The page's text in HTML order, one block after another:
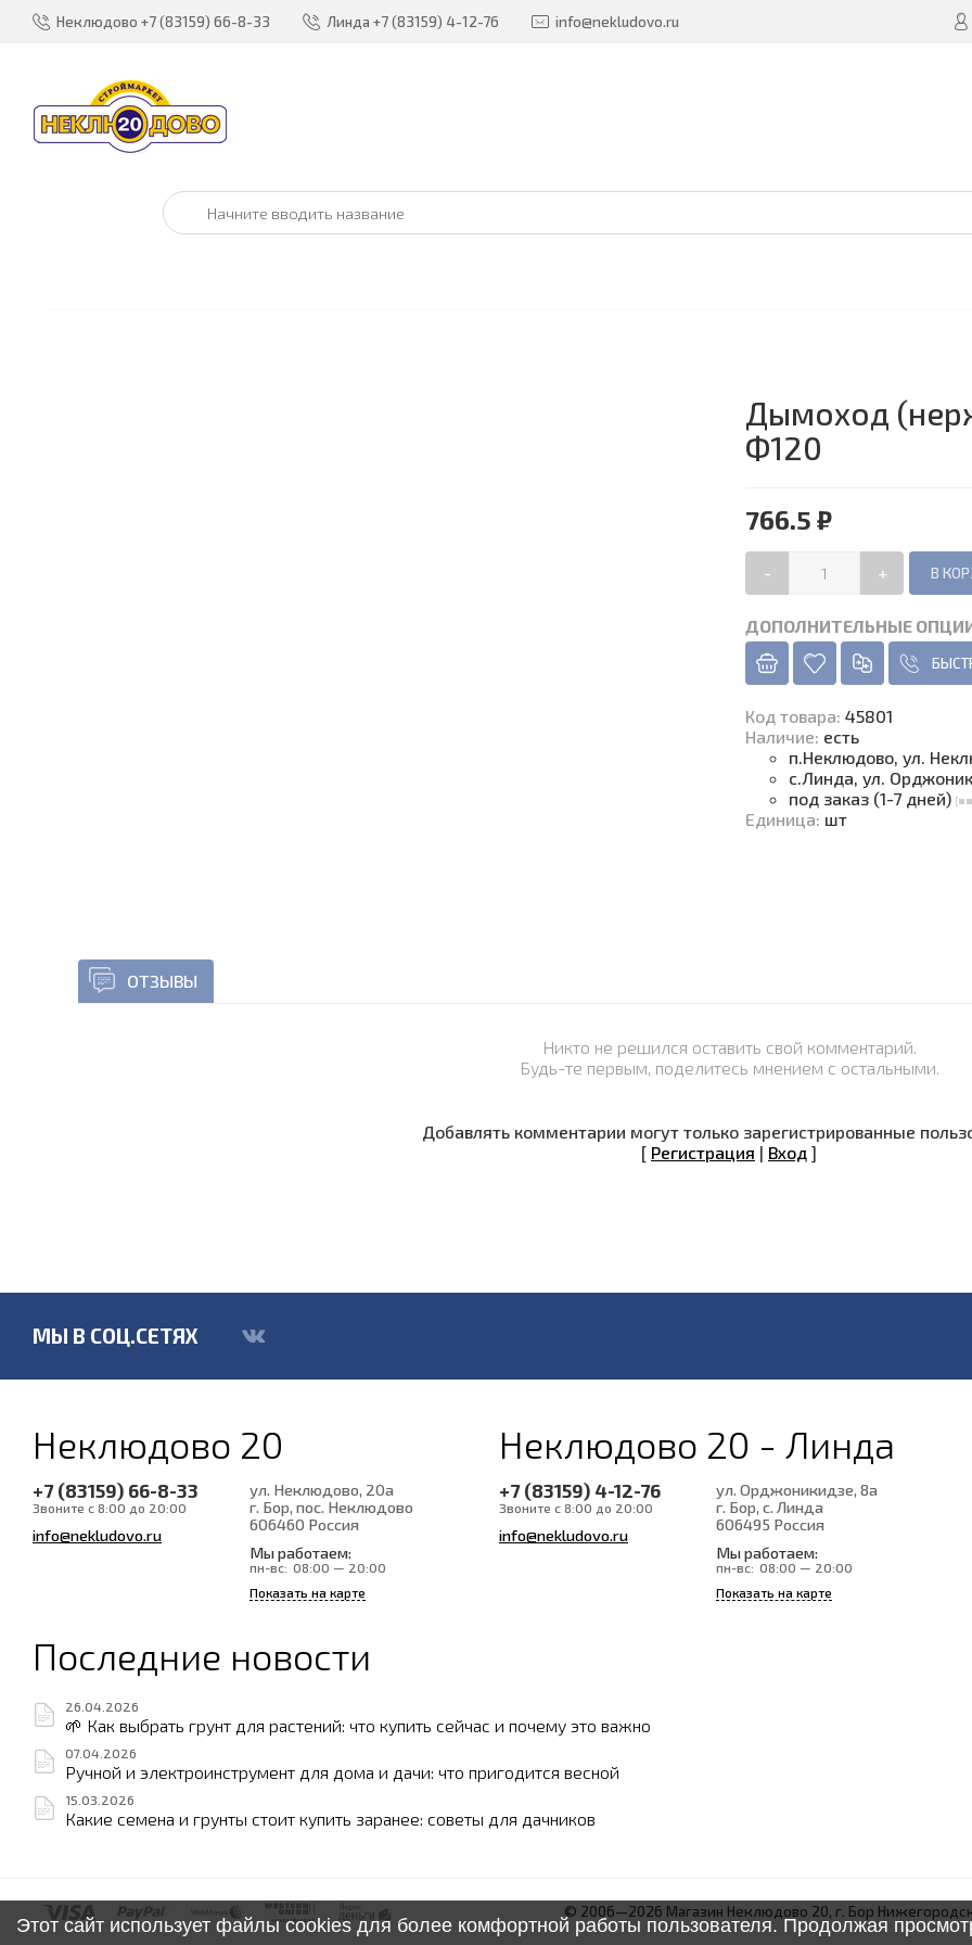
Неклюдово +7 (83159) 66-8-33 Линда +7 (83159) 4-12-76 info@nekludovo.ru
Дымоход
Ф120
766.5 ₽
- +
ДОПОЛНИТЕЛЬНЫЕ
Код товара: 45801
Наличие: есть
п.Неклюдово, ул.
с.Линда, ул.
под заказ (1-7 дней)
Единица: шт
ОТЗЫВЫ
Никто не решился оставить свой комментарий.
Будь-те первым, поделитесь мнением с остальными.
Добавлять комментарии могут только зарегистрированные
[ Регистрация | Вход ]
МЫ В СОЦ.СЕТЯХ
Неклюдово 20
+7 (83159) 66-8-33
Звоните с 8:00 до 20:00
info@nekludovo.ru
ул. Неклюдово, 20а
г. Бор, пос. Неклюдово
606460 Россия
Мы работаем:
пн-вс: 08:00 — 20:00
Показать на карте
Неклюдово 20 - Линда
+7 (83159) 4-12-76
Звоните с 8:00 до 20:00
info@nekludovo.ru
ул. Орджоникидзе, 8а
г. Бор, с. Линда
606495 Россия
Мы работаем:
пн-вс: 08:00 — 20:00
Показать на карте
Последние новости
26.04.2026
🌱 Как выбрать грунт для растений: что купить сейчас и почему это важно
07.04.2026
Ручной и электроинструмент для дома и дачи: что пригодится весной
15.03.2026
Какие семена и грунты стоит купить заранее: советы для дачников
© 2006—2026 Магазин Неклюдово 20, г. Бор
Этот сайт использует файлы cookies для более комфортной работы пользователя. Продолжая